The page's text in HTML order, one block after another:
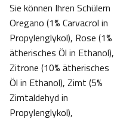
Sie können Ihren Schülern
Oregano (1% Carvacrol in
Propylenglykol), Rose (1%
ätherisches Öl in Ethanol),
Zitrone (10% ätherisches
Öl in Ethanol), Zimt (5%
Zimtaldehyd in
Propylenglykol),